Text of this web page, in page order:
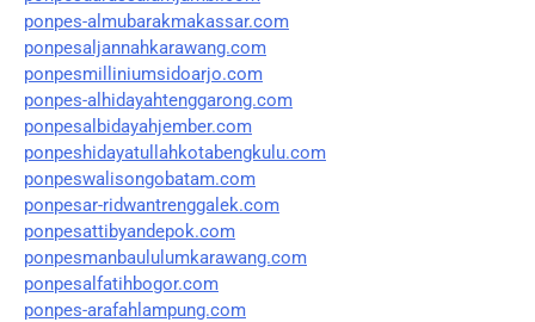
ponpes-almubarakmakassar.com
ponpesaljannahkarawang.com
ponpesmilliniumsidoarjo.com
ponpes-alhidayahtenggarong.com
ponpesalbidayahjember.com
ponpeshidayatullahkotabengkulu.com
ponpeswalisongobatam.com
ponpesar-ridwantrenggalek.com
ponpesattibyandepok.com
ponpesmanbaululumkarawang.com
ponpesalfatihbogor.com
ponpes-arafahlampung.com